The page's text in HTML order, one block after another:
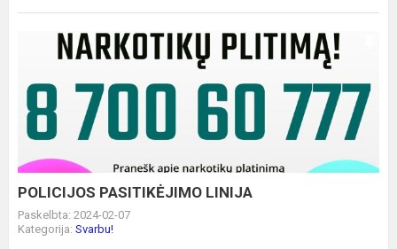
POLICIJOS
PASITIKĖJIMO
LINIJA
POLICIJOS PASITIKĖJIMO LINIJA
Paskelbta: 2024-02-07
Kategorija: Svarbu!